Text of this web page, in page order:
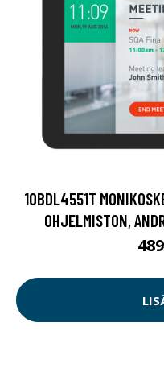
10BDL4551T
OHJELMISTON,